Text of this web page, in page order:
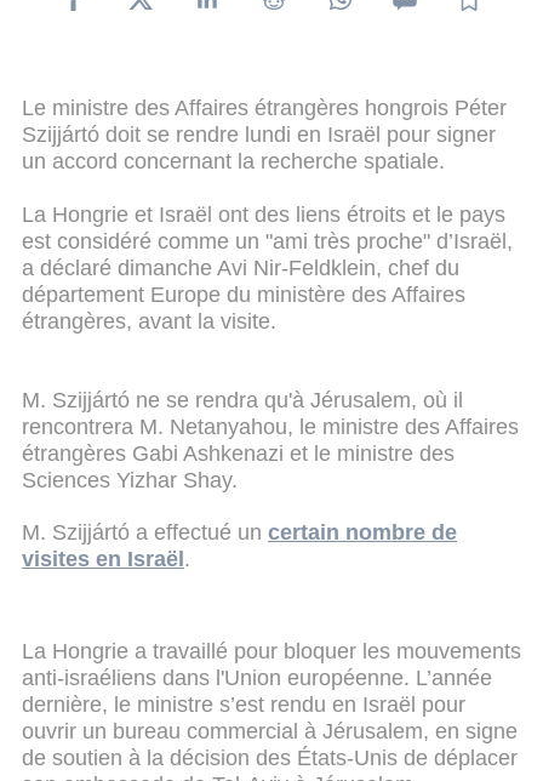
Le ministre des Affaires étrangères hongrois Péter
Szijjártó doit se rendre lundi en Israël pour signer
un accord concernant la recherche spatiale.
La Hongrie et Israël ont des liens étroits et le pays
est considéré comme un "ami très proche" d’Israël,
a déclaré dimanche Avi Nir-Feldklein, chef du
département Europe du ministère des Affaires
étrangères, avant la visite.
M. Szijjártó ne se rendra qu'à Jérusalem, où il
rencontrera M. Netanyahou, le ministre des Affaires
étrangères Gabi Ashkenazi et le ministre des
Sciences Yizhar Shay.
M. Szijjártó a effectué un certain nombre de
visites en Israël .
La Hongrie a travaillé pour bloquer les mouvements
anti-israéliens dans l'Union européenne. L’année
dernière, le ministre s’est rendu en Israël pour
ouvrir un bureau commercial à Jérusalem, en signe
de soutien à la décision des États-Unis de déplacer